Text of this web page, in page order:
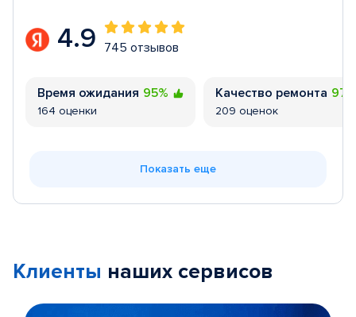
4.9 745 отзывов
Время ожидания 95%
164 оценки
Качество ремонта
209 оценок
Показать еще
Клиенты наших сервисов